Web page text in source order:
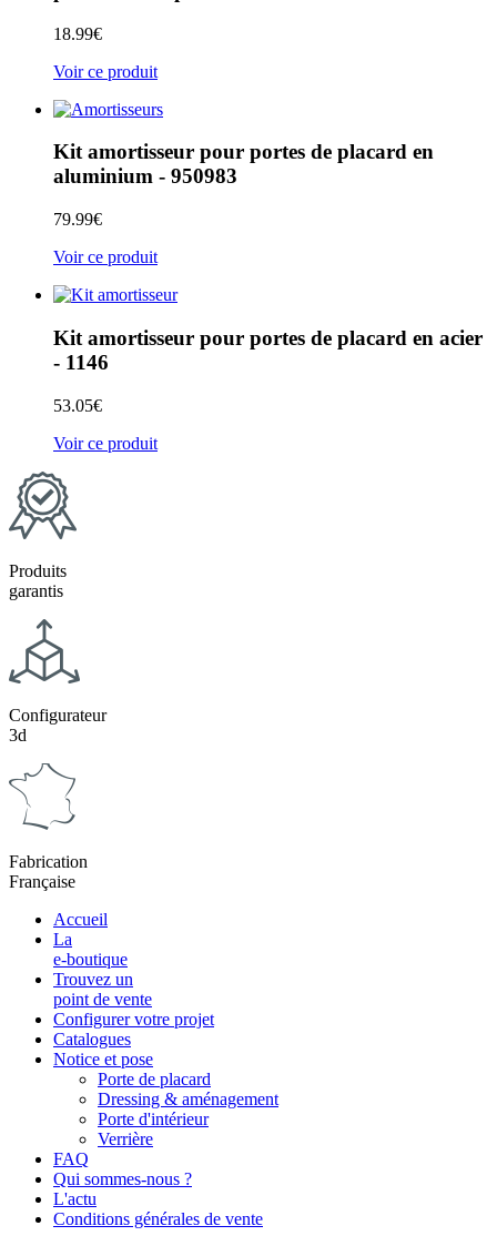
18.99€
Voir ce produit
Kit amortisseur pour portes de placard en
aluminium - 950983
79.99€
Voir ce produit
Kit amortisseur pour portes de placard en acier
- 1146
53.05€
Voir ce produit
Produits
garantis
Configurateur
3d
Fabrication
Française
Accueil
La
e-boutique
Trouvez un
point de vente
Configurer votre projet
Catalogues
Notice et pose
Porte de placard
Dressing & aménagement
Porte d'intérieur
Verrière
FAQ
Qui sommes-nous ?
L'actu
Conditions générales de vente